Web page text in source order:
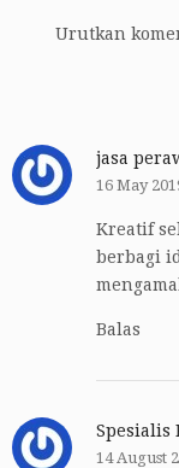
Urutkan
jasa
16 May
Kreatif
berbagi
Balas
Spesialis
14 August